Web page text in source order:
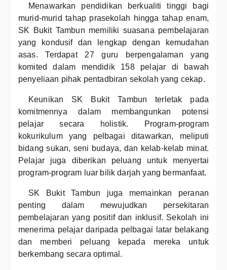
Menawarkan pendidikan berkualiti tinggi bagi
murid-murid tahap prasekolah hingga tahap enam,
SK Bukit Tambun memiliki suasana pembelajaran
yang kondusif dan lengkap dengan kemudahan
asas. Terdapat 27 guru berpengalaman yang
komited dalam mendidik 158 pelajar di bawah
penyeliaan pihak pentadbiran sekolah yang cekap.
Keunikan SK Bukit Tambun terletak pada
komitmennya dalam membangunkan potensi
pelajar secara holistik. Program-program
kokurikulum yang pelbagai ditawarkan, meliputi
bidang sukan, seni budaya, dan kelab-kelab minat.
Pelajar juga diberikan peluang untuk menyertai
program-program luar bilik darjah yang bermanfaat.
SK Bukit Tambun juga memainkan peranan
penting dalam mewujudkan persekitaran
pembelajaran yang positif dan inklusif. Sekolah ini
menerima pelajar daripada pelbagai latar belakang
dan memberi peluang kepada mereka untuk
berkembang secara optimal.